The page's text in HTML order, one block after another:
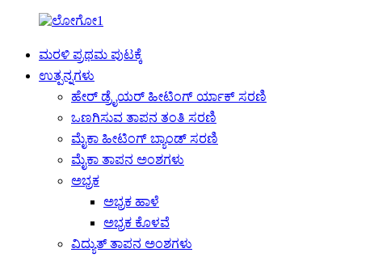
ಮರಳಿ ಪ್ರಥಮ ಪುಟಕ್ಕೆ
ಉತ್ಪನ್ನಗಳು
ಹೇರ್ ಡ್ರೈಯರ್ ಹೀಟಿಂಗ್ ರ್ಯಾಕ್ ಸರಣಿ
ಒಣಗಿಸುವ ತಾಪನ ತಂತಿ ಸರಣಿ
ಮೈಕಾ ಹೀಟಿಂಗ್ ಬ್ಯಾಂಡ್ ಸರಣಿ
ಮೈಕಾ ತಾಪನ ಅಂಶಗಳು
ಅಭ್ರಕ
ಅಭ್ರಕ ಹಾಳೆ
ಅಭ್ರಕ ಕೊಳವೆ
ವಿದ್ಯುತ್ ತಾಪನ ಅಂಶಗಳು